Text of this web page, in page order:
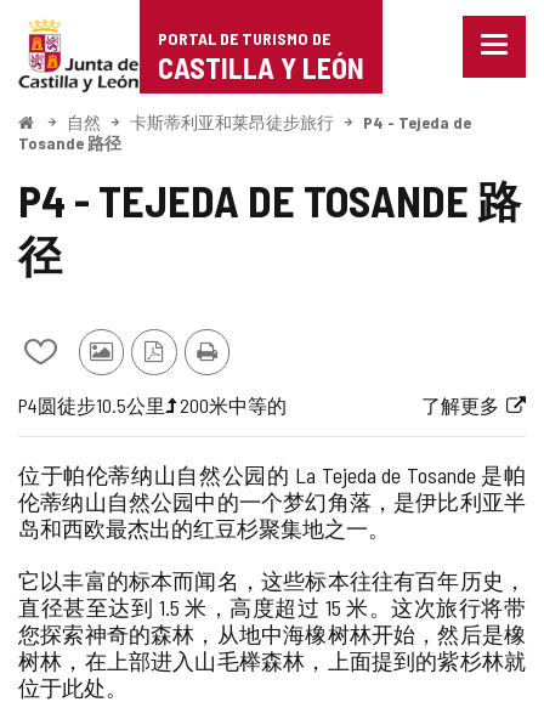
Portal
de
Turismo
de
Castilla
y
PORTAL DE TURISMO DE
CASTILLA Y LEÓN
菜
示
导
开
始
自然 卡斯蒂利亚和莱昂徒步旅行
P4 - Tejeda de
Tosande 路径
P4 - TEJEDA DE TOSANDE 路
径
从
的
笔
本
中
添
删
除
其
游
客
照
片
PDF
本
打
航
线
代
码
P4
旅
行
圆
一
半
徒步
长
度
10.5公里
高
程
梯
度
（米）
200米
路
线
难
度
中等的
链
接
到
外
部
网
站
了解更多
位于帕伦蒂纳山自然公园的 La Tejeda de Tosande 是帕
伦蒂纳山自然公园中的一个梦幻角落，是伊比利亚半
岛和西欧最杰出的红豆杉聚集地之一。
它以丰富的标本而闻名，这些标本往往有百年历史，
直径甚至达到 1.5 米，高度超过 15 米。这次旅行将带
您探索神奇的森林，从地中海橡树林开始，然后是橡
树林，在上部进入山毛榉森林，上面提到的紫杉林就
位于此处。